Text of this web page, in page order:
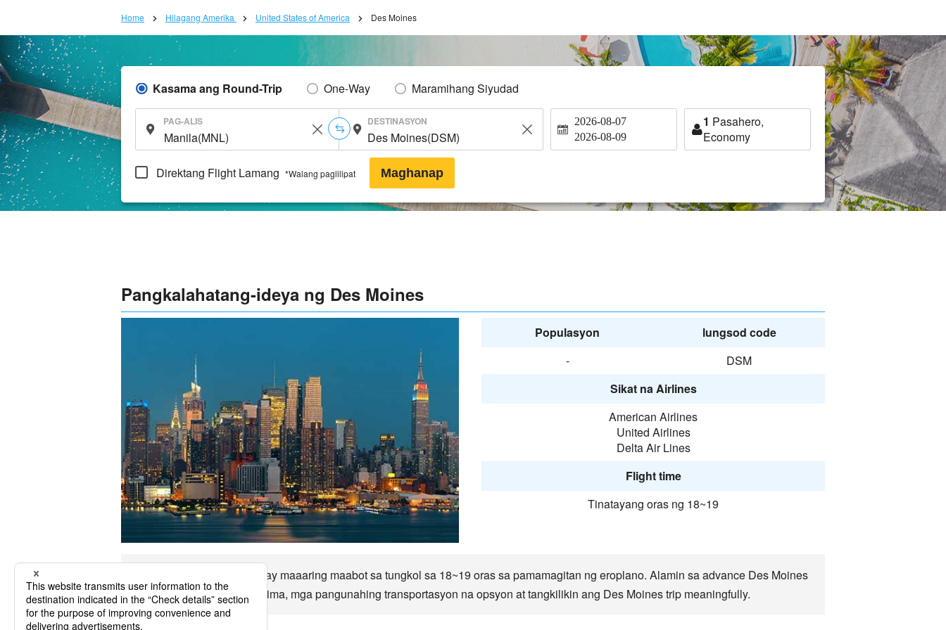
Home Hilagang Amerika United States of America Des Moines
Kasama ang Round-Trip One-Way Maramihang Siyudad
PAG-ALIS DESTINASYON 2026-08-07
2026-08-09
1 Pasahero,
Economy
Direktang Flight Lamang *Walang paglilipat Maghanap
Pangkalahatang-ideya ng Des Moines
Populasyon
lungsod code
-
DSM
Sikat na Airlines
American Airlines
United Airlines
Delta Air Lines
Flight time
Tinatayang oras ng 18~19
Hanggang sa Des Moines ay maaaring maabot sa tungkol sa 18~19 oras sa pamamagitan ng eroplano. Alamin sa advance Des Moines
kasaysayan, ekonomiya, klima, mga pangunahing transportasyon na opsyon at tangkilikin ang Des Moines trip meaningfully.